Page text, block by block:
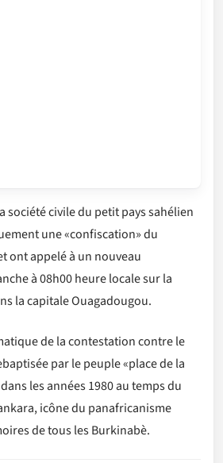
société civile du petit pays sahélien
une «confiscation» du
ont appelé à un nouveau
à 08h00 heure locale sur la
la capitale Ouagadougou.
de la contestation contre le
par le peuple «place de la
les années 1980 au temps du
icône du panafricanisme
de tous les Burkinabè.